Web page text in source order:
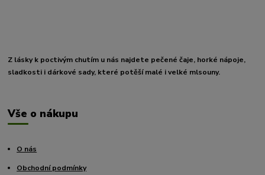
Z lásky k poctivým chutím u nás najdete pečené čaje, horké nápoje,
sladkosti i dárkové sady, které potěší malé i velké mlsouny.
Vše o nákupu
O nás
Obchodní podmínky